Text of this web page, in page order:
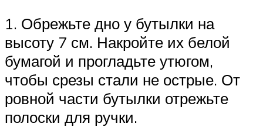
1. Обрежьте дно у бутылки на
высоту 7 см. Накройте их белой
бумагой и прогладьте утюгом,
чтобы срезы стали не острые. От
ровной части бутылки отрежьте
полоски для ручки.